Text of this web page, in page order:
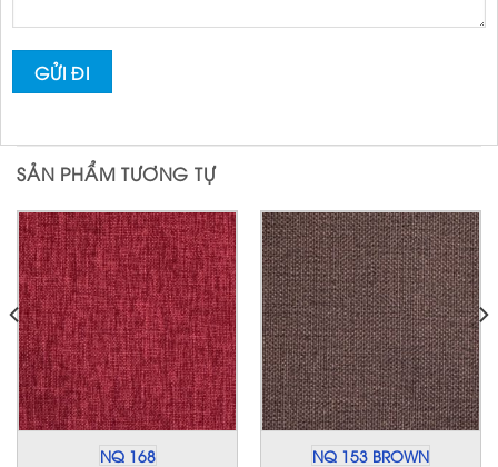
SẢN PHẨM TƯƠNG TỰ
NQ 168 NQ 153 BROWN